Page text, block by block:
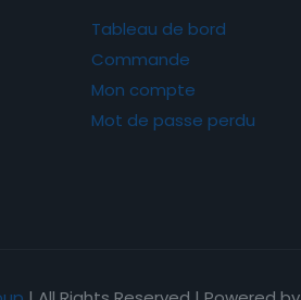
Tableau de bord
Commande
Mon compte
Mot de passe perdu